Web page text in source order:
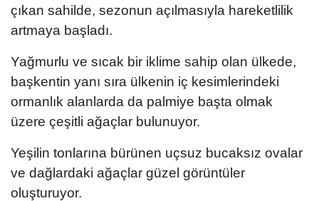
çıkan sahilde, sezonun açılmasıyla hareketlilik
artmaya başladı.
Yağmurlu ve sıcak bir iklime sahip olan ülkede,
başkentin yanı sıra ülkenin iç kesimlerindeki
ormanlık alanlarda da palmiye başta olmak
üzere çeşitli ağaçlar bulunuyor.
Yeşilin tonlarına bürünen uçsuz bucaksız ovalar
ve dağlardaki ağaçlar güzel görüntüler
oluşturuyor.